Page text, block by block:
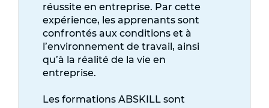
réussite en entreprise. Par cette
expérience, les apprenants sont
confrontés aux conditions et à
l’environnement de travail, ainsi
qu’à la réalité de la vie en
entreprise.
Les formations ABSKILL sont